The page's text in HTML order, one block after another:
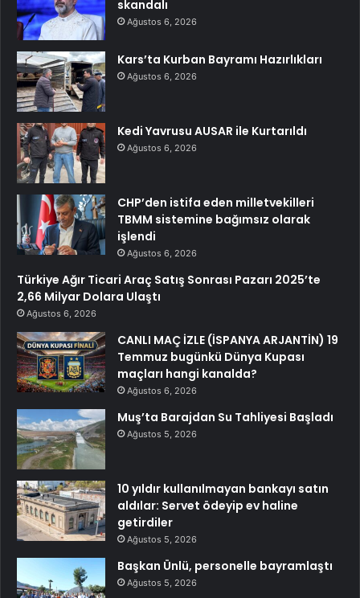
skandalı
Ağustos 6, 2026
Kars’ta Kurban Bayramı Hazırlıkları
Ağustos 6, 2026
Kedi Yavrusu AUSAR ile Kurtarıldı
Ağustos 6, 2026
CHP’den istifa eden milletvekilleri
TBMM sistemine bağımsız olarak
işlendi
Ağustos 6, 2026
Türkiye Ağır Ticari Araç Satış Sonrası Pazarı 2025’te
2,66 Milyar Dolara Ulaştı
Ağustos 6, 2026
CANLI MAÇ İZLE (İSPANYA ARJANTİN) 19
Temmuz bugünkü Dünya Kupası
maçları hangi kanalda?
Ağustos 6, 2026
Muş’ta Barajdan Su Tahliyesi Başladı
Ağustos 5, 2026
10 yıldır kullanılmayan bankayı satın
aldılar: Servet ödeyip ev haline
getirdiler
Ağustos 5, 2026
Başkan Ünlü, personelle bayramlaştı
Ağustos 5, 2026